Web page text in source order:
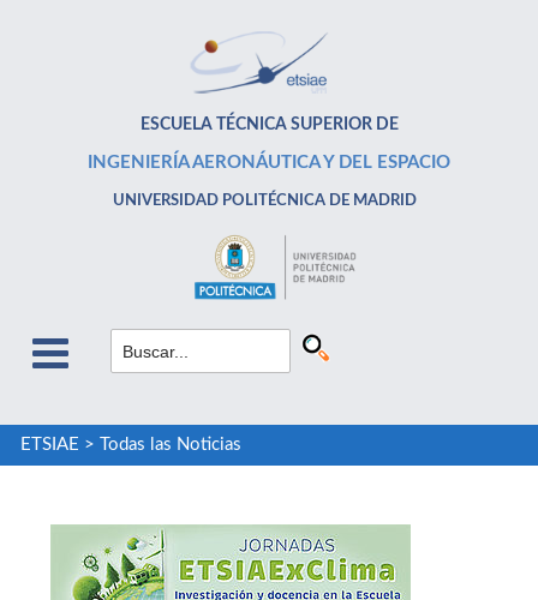
ESCUELA TÉCNICA SUPERIOR DE
INGENIERÍA AERONÁUTICA Y DEL ESPACIO
UNIVERSIDAD POLITÉCNICA DE MADRID
ETSIAE > Todas las Noticias